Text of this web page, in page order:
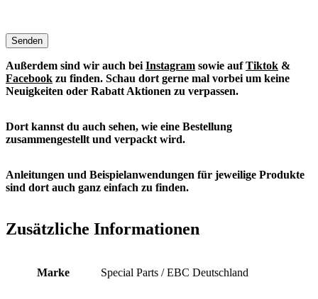
Senden
Außerdem sind wir auch bei Instagram sowie aufTiktok &
Facebook zu finden. Schau dort gerne mal vorbei um keine
Neuigkeiten oder Rabatt Aktionen zu verpassen.
Dort kannst du auch sehen, wie eine Bestellung
zusammengestellt und verpackt wird.
Anleitungen und Beispielanwendungen für jeweilige Produkte
sind dort auch ganz einfach zu finden.
Zusätzliche Informationen
Marke Special Parts / EBC Deutschland